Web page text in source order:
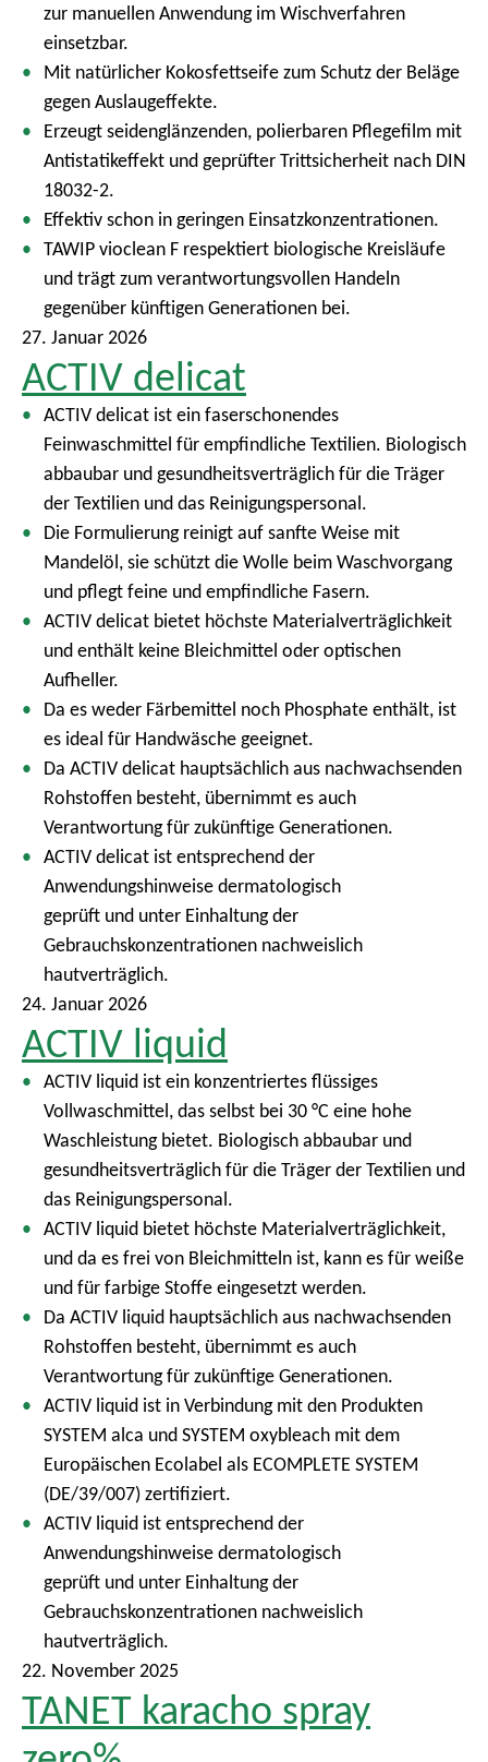
zur manuellen Anwendung im Wischverfahren
einsetzbar.
Mit natürlicher Kokosfettseife zum Schutz der Beläge
gegen Auslaugeffekte.
Erzeugt seidenglänzenden, polierbaren Pflegefilm mit
Antistatikeffekt und geprüfter Trittsicherheit nach DIN
18032-2.
Effektiv schon in geringen Einsatzkonzentrationen.
TAWIP vioclean F respektiert biologische Kreisläufe
und trägt zum verantwortungsvollen Handeln
gegenüber künftigen Generationen bei.
27. Januar 2026
ACTIV delicat
ACTIV delicat ist ein faserschonendes
Feinwaschmittel für empfindliche Textilien. Biologisch
abbaubar und gesundheitsverträglich für die Träger
der Textilien und das Reinigungspersonal.
Die Formulierung reinigt auf sanfte Weise mit
Mandelöl, sie schützt die Wolle beim Waschvorgang
und pflegt feine und empfindliche Fasern.
ACTIV delicat bietet höchste Materialverträglichkeit
und enthält keine Bleichmittel oder optischen
Aufheller.
Da es weder Färbemittel noch Phosphate enthält, ist
es ideal für Handwäsche geeignet.
Da ACTIV delicat hauptsächlich aus nachwachsenden
Rohstoffen besteht, übernimmt es auch
Verantwortung für zukünftige Generationen.
ACTIV delicat ist entsprechend der
Anwendungshinweise dermatologisch
geprüft und unter Einhaltung der
Gebrauchskonzentrationen nachweislich
hautverträglich.
24. Januar 2026
ACTIV liquid
ACTIV liquid ist ein konzentriertes flüssiges
Vollwaschmittel, das selbst bei 30 °C eine hohe
Waschleistung bietet. Biologisch abbaubar und
gesundheitsverträglich für die Träger der Textilien und
das Reinigungspersonal.
ACTIV liquid bietet höchste Materialverträglichkeit,
und da es frei von Bleichmitteln ist, kann es für weiße
und für farbige Stoffe eingesetzt werden.
Da ACTIV liquid hauptsächlich aus nachwachsenden
Rohstoffen besteht, übernimmt es auch
Verantwortung für zukünftige Generationen.
ACTIV liquid ist in Verbindung mit den Produkten
SYSTEM alca und SYSTEM oxybleach mit dem
Europäischen Ecolabel als ECOMPLETE SYSTEM
(DE/39/007) zertifiziert.
ACTIV liquid ist entsprechend der
Anwendungshinweise dermatologisch
geprüft und unter Einhaltung der
Gebrauchskonzentrationen nachweislich
hautverträglich.
22. November 2025
TANET karacho spray